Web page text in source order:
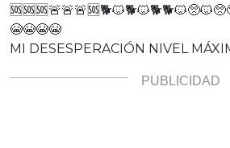
😭😭😭😭
MI DESESPERACIÓN NIVEL